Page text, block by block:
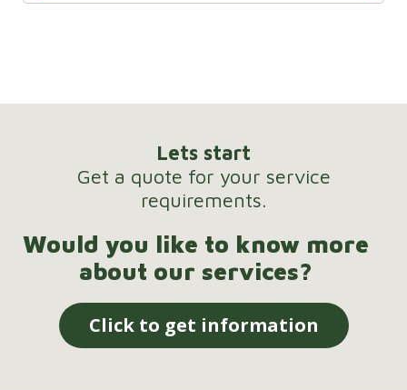
Lets start
Get a quote for your service
requirements.
Would you like to know more
about our services?
Click to get information